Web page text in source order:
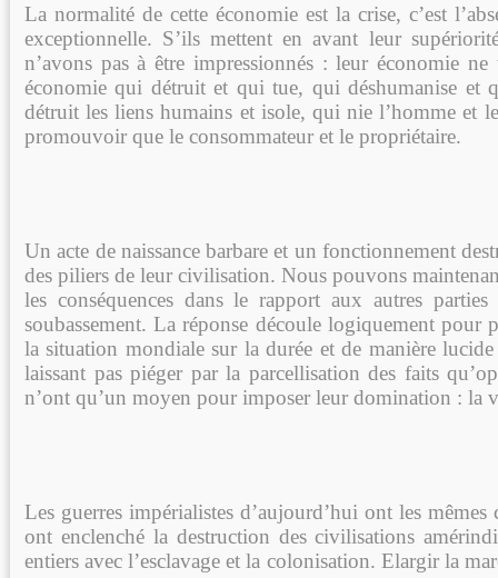
La normalité de cette économie est la crise, c’est
exceptionnelle. S’ils mettent en avant leur
n’avons pas à être impressionnés : leur économie
économie qui détruit et qui tue, qui déshumanise et
détruit les liens humains et isole, qui nie l’homme et
promouvoir que le consommateur et le propriétaire.
Un acte de naissance barbare et un fonctionnement
des piliers de leur civilisation. Nous pouvons
les conséquences dans le rapport aux autres
soubassement. La réponse découle logiquement pour
la situation mondiale sur la durée et de manière lucide
laissant pas piéger par la parcellisation des faits
n’ont qu’un moyen pour imposer leur domination : la
Les guerres impérialistes d’aujourd’hui ont les mêmes
ont enclenché la destruction des civilisations
entiers avec l’esclavage et la colonisation. Elargir la